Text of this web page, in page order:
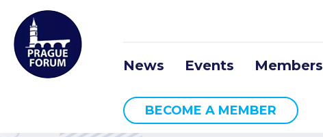
News Events Members
BECOME A MEMBER